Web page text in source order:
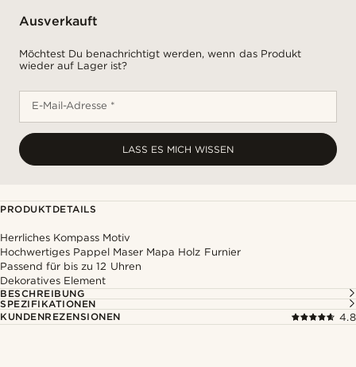
Ausverkauft
Möchtest Du benachrichtigt werden, wenn das Produkt
wieder auf Lager ist?
E-Mail-Adresse *
LASS ES MICH WISSEN
PRODUKTDETAILS
Herrliches Kompass Motiv
Hochwertiges Pappel Maser Mapa Holz Furnier
Passend für bis zu 12 Uhren
Dekoratives Element
BESCHREIBUNG
SPEZIFIKATIONEN
KUNDENREZENSIONEN
4.8